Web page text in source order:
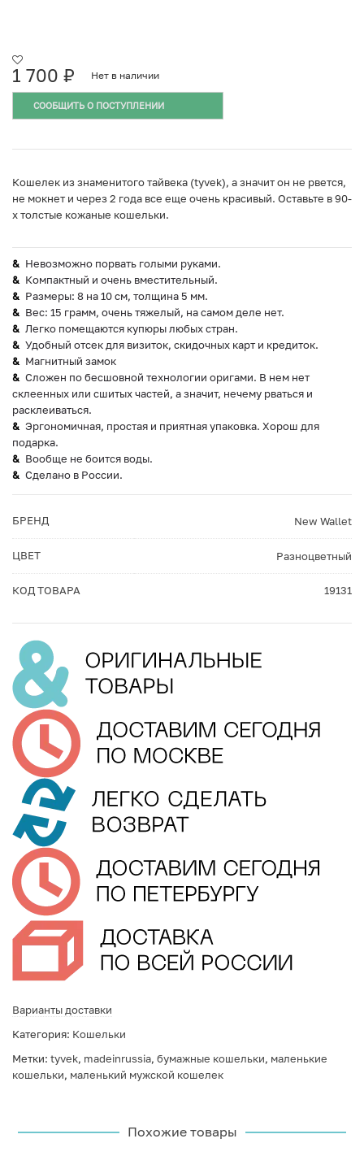
1 700 ₽ Нет в наличии
СООБЩИТЬ О ПОСТУПЛЕНИИ
Кошелек из знаменитого тайвека (tyvek), а значит он не рвется,
не мокнет и через 2 года все еще очень красивый. Оставьте в 90-
х толстые кожаные кошельки.
Невозможно порвать голыми руками.
Компактный и очень вместительный.
Размеры: 8 на 10 см, толщина 5 мм.
Вес: 15 грамм, очень тяжелый, на самом деле нет.
Легко помещаются купюры любых стран.
Удобный отсек для визиток, скидочных карт и кредиток.
Магнитный замок
Сложен по бесшовной технологии оригами. В нем нет
склеенных или сшитых частей, а значит, нечему рваться и
расклеиваться.
Эргономичная, простая и приятная упаковка. Хорош для
подарка.
Вообще не боится воды.
Сделано в России.
БРЕНД New Wallet
ЦВЕТ Разноцветный
КОД ТОВАРА 19131
Варианты доставки
Категория: Кошельки
Метки: tyvek, madeinrussia, бумажные кошельки, маленькие
кошельки, маленький мужской кошелек
Похожие товары